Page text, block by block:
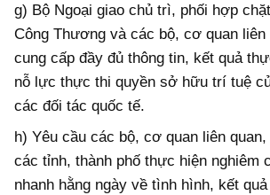
g) Bộ Ngoại giao chủ trì, phối hợp
Công Thương và các bộ, cơ quan liên
cung cấp đầy đủ thông tin, kết quả
nỗ lực thực thi quyền sở hữu trí tuệ
các đối tác quốc tế.
h) Yêu cầu các bộ, cơ quan liên
các tỉnh, thành phố thực hiện nghiêm
nhanh hằng ngày về tình hình, kết